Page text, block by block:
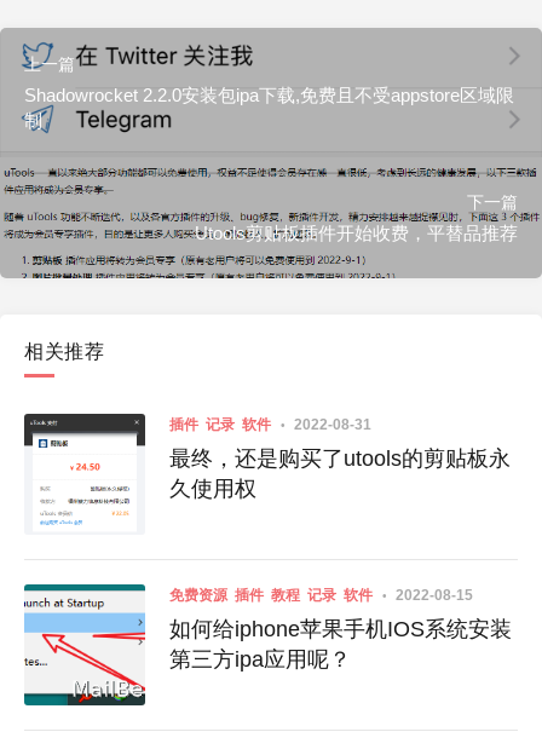
上一篇
Shadowrocket 2.2.0安装包ipa下载,免费且不受appstore区域限
制
下一篇
Utools剪贴板插件开始收费，平替品推荐
相关推荐
插件 记录 软件 2022-08-31
最终，还是购买了utools的剪贴板永
久使用权
免费资源 插件 教程 记录 软件 2022-08-15
如何给iphone苹果手机IOS系统安装
第三方ipa应用呢？